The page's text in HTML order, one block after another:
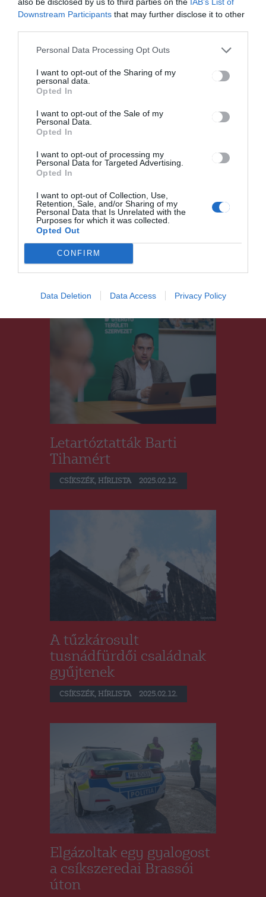
Downstream Participants that may further disclose it to other
Personal Data Processing Opt Outs
I want to opt-out of the Sharing of my
personal data.
Opted In
I want to opt-out of the Sale of my
Personal Data.
Opted In
I want to opt-out of processing my
Personal Data for Targeted Advertising.
Opted In
I want to opt-out of Collection, Use,
Retention, Sale, and/or Sharing of my
Personal Data that Is Unrelated with the
Purposes for which it was collected.
Opted Out
CONFIRM
Data Deletion Data Access Privacy Policy
ittas sofőröket szűrtek ki
a forgalomból a rendőrök
HÍRLISTA 2025.02.17.
Pénzügyi vetélkedőt
szervez
középiskolásoknak az
RMKT
Letartóztatták Barti
Tihamért
CSÍKSZÉK, HÍRLISTA 2025.02.12.
A tűzkárosult
tusnádfürdői családnak
gyűjtenek
CSÍKSZÉK, HÍRLISTA 2025.02.12.
Elgázoltak egy gyalogost
a csíkszeredai Brassói
úton